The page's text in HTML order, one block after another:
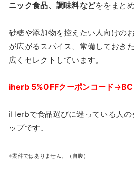
ニック食品、調味料などををまと
砂糖や添加物を控えたい人向けの
が広がるスパイス、常備しておき
広くセレクトしています。
iherb 5%OFFクーポンコード
iHerbで食品選びに迷っている人
ップです。
※案件ではありません。（自腹）